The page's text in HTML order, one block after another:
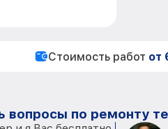
Стоимость работ от
вопросы по ремонту